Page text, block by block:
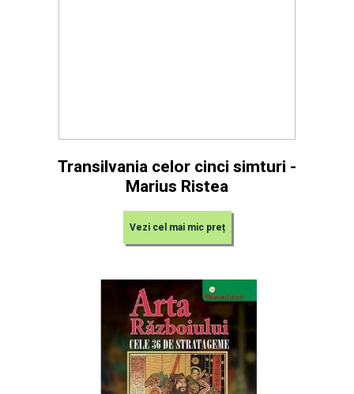
Transilvania celor cinci simturi -
Marius Ristea
Vezi cel mai mic preț